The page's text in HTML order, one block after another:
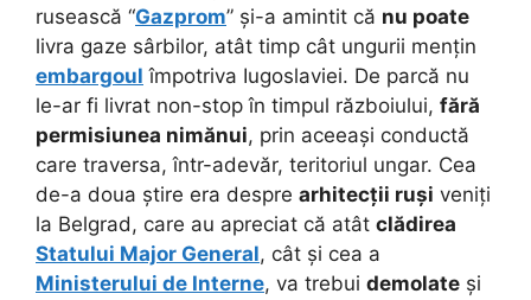
rusească “Gazprom” și-a amintit că nu poate
livra gaze sârbilor, atât timp cât ungurii mențin
embargoul împotriva Iugoslaviei. De parcă nu
le-ar fi livrat non-stop în timpul războiului, fără
permisiunea nimănui, prin aceeași conductă
care traversa, într-adevăr, teritoriul ungar. Cea
de-a doua știre era despre arhitecții ruși veniți
la Belgrad, care au apreciat că atât clădirea
Statului Major General, cât și cea a
Ministerului de Interne, va trebui demolate și